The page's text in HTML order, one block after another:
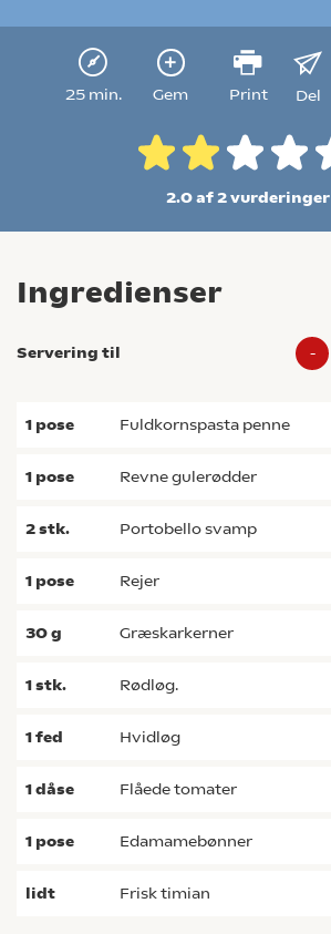
25 min. Gem Print Del
2.0 af 2vurderinger
Ingredienser
Servering til -
1 pose fuldkornspasta penne
1 pose revne gulerødder
2stk. portobello svamp
1 pose rejer
30g græskarkerner
1stk. rødløg.
1fed hvidløg
1dåse flåede tomater
1 pose edamamebønner
lidt frisk timian